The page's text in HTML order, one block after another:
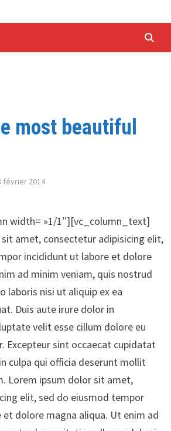
most beautiful
février 2014
width= »1/1″][vc_column_text]
amet, consectetur adipisicing elit,
incididunt ut labore et dolore
ad minim veniam, quis nostrud
laboris nisi ut aliquip ex ea
Duis aute irure dolor in
velit esse cillum dolore eu
Excepteur sint occaecat cupidatat
culpa qui officia deserunt mollit
Lorem ipsum dolor sit amet,
elit, sed do eiusmod tempor
dolore magna aliqua. Ut enim ad